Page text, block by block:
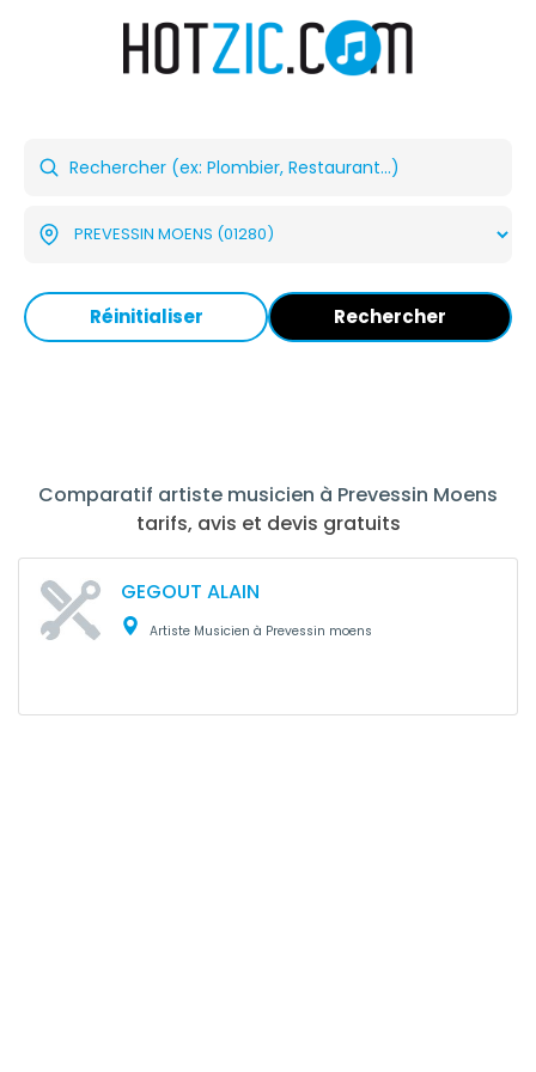
Réinitialiser Rechercher
Comparatif artiste musicien à Prevessin Moens
tarifs, avis et devis gratuits
GEGOUT ALAIN
Artiste Musicien à Prevessin moens